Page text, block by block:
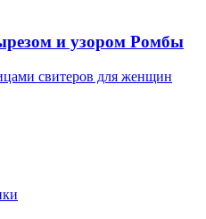
и узором Ромбы
свитеров для женщин